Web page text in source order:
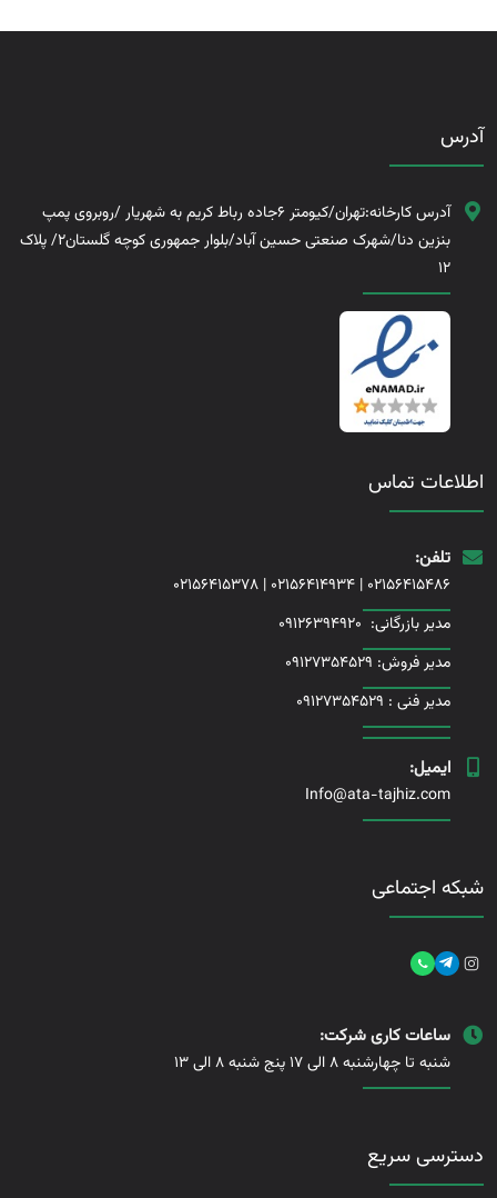
آدرس
آدرس کارخانه:تهران/کیومتر 6جاده رباط کریم به شهریار /روبروی پمپ
بنزین دنا/شهرک صنعتی حسین آباد/بلوار جمهوری کوچه گلستان2/ پلاک
12
اطلاعات تماس
تلفن:
02156415486
|
02156414934
|
02156415378
مدیر بازرگانی: 09126394920
مدیر فروش: 09127354529
مدیر فنی : 09127354529
ایمیل:
Info@ata-tajhiz.com
شبکه اجتماعی
ساعات کاری شرکت:
شنبه تا چهارشنبه 8 الی 17 پنج شنبه 8 الی 13
دسترسی سریع